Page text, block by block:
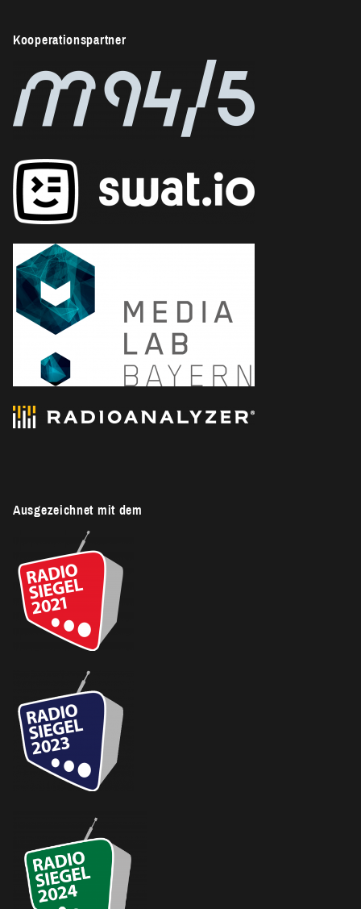
Kooperationspartner
Ausgezeichnet mit dem